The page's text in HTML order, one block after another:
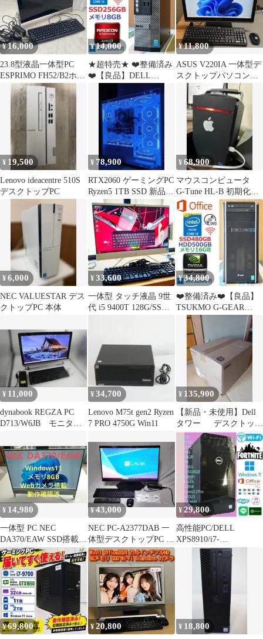
¥16,000
23.8型液晶一体型PC
ESPRIMO FH52/B2ホワ
イト 富士通
¥14,000
★超特売★ ❤️整備済み
❤️【良品】DELL
¥11,800
ASUS V220IA 一体型デ
スクトップパソコン
Windows11
¥ 19,500
Lenovo ideacentre 510S
デスクトップPC
¥ 78,900
RTX2060 ゲーミングPC
Ryzen5 1TB SSD 新品ケ
ース
¥68,900
マウスコンピュータ
G-Tune HL-B 初期化済
み
¥6,000
NEC VALUESTAR デス
クトップPC 本体
¥33,600
一体型 タッチ液晶 9世
代 i5 9400T 128G/SSD
¥34,800
❤️整備済み❤️【良品】
TSUKMO G-GEAR
GA7-A63/E
¥ 11,000
dynabook REGZA PC
D713/W6JB モニター
¥34,700
Lenovo M75t gen2 Ryzen
7 PRO 4750G Win11
¥ 135,900
【新品・未使用】Dell
タワー デスクトップ
ECT1250
¥ 14,980
一体型 PC NEC
DA370/EAW SSD搭載
Win11
¥43,000
NEC PC-A2377DAB 一
体型デスクトップPC 訳
あり
¥29,800
高性能PC/DELL
XPS8910/i7-
6700/Win11/Office
¥69,800 ¥20,800 ¥ 18,800